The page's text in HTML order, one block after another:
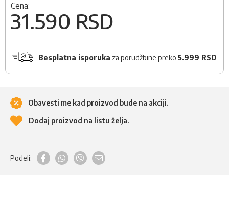
Cena:
31.590 RSD
Besplatna isporuka za porudžbine preko 5.999 RSD
Obavesti me kad proizvod bude na akciji.
Dodaj proizvod na listu želja.
Podeli: